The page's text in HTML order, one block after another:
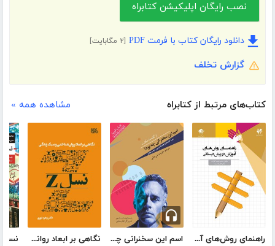
نصب رایگان اپلیکیشن کتابراه
دانلود رایگان کتاب با فرمت PDF [۲ مگابایت]
گزارش تخلف
کتاب‌های مرتبط از کتابراه مشاهده همه »
راهنمای روش‌های آموزش در پیش دبستانی اسم این سخنرانی چه بود؟ نگاهی بر ابعاد روانشناختی و سبک زندگی نسل Z نسل